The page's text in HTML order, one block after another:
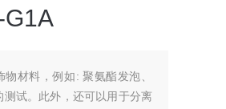
材料，例如: 聚氨酯发泡、
试。此外，还可以用于分离